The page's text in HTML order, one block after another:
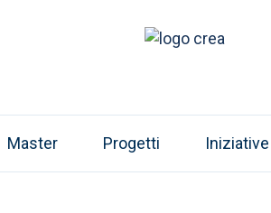
Master Progetti Iniziative